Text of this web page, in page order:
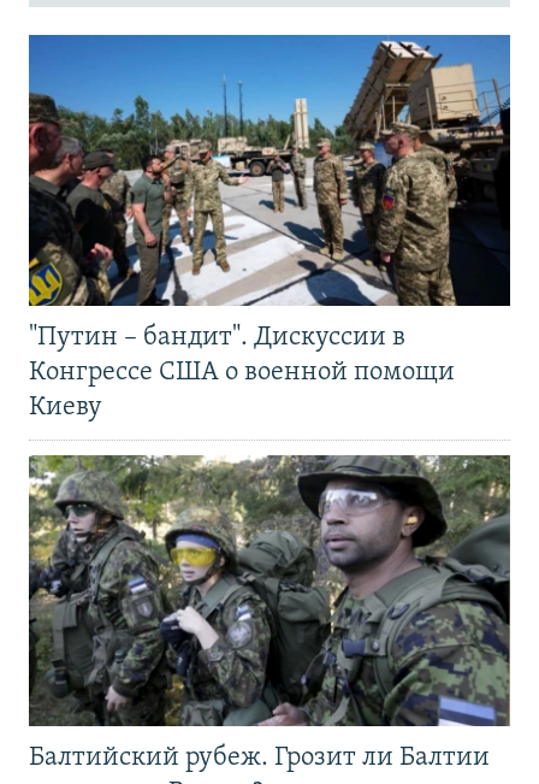
"Путин – бандит". Дискуссии в
Конгрессе США о военной помощи
Киеву
Балтийский рубеж. Грозит ли Балтии